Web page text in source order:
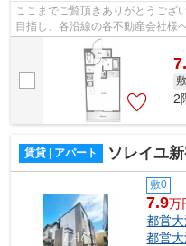
ここまでご覧頂きありがとうござ
目指し、各沿線の各不動産会社様
様へ提供しております！最新の情報
2
賃貸 | アパート ソレイユ
敷0
7.9万
都営
都営